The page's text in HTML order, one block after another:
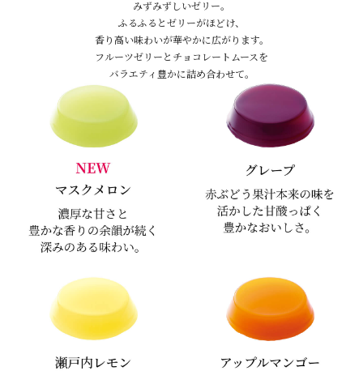
みずみずしいゼリー。
ふるふるとゼリーがほどけ、
香り高い味わいが華やかに広がります。
フルーツゼリーとチョコレートムースを
バラエティ豊かに詰め合わせて。